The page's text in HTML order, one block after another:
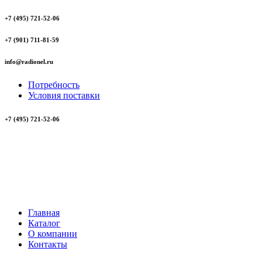
+7 (495) 721-52-06
+7 (901) 711-81-59
info@radionel.ru
Потребность
Условия поставки
+7 (495) 721-52-06
Главная
Каталог
О компании
Контакты